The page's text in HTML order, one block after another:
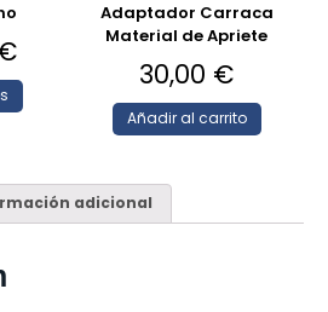
Adaptador Carraca
Material de Apriete
30,00 €
Añadir al carrito
adicional